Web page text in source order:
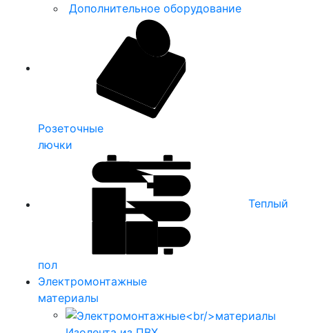
Дополнительное оборудование
Розеточные
лючки
Теплый
пол
Электромонтажные
материалы